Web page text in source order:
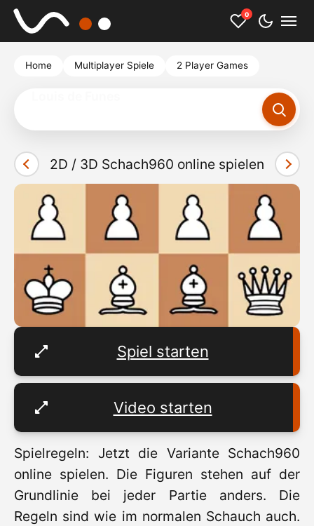
0
Home Multiplayer Spiele 2 Player Games
2D / 3D Schach960 online spielen
Spiel starten
Video starten
Spielregeln: Jetzt die Variante Schach960
online spielen. Die Figuren stehen auf der
Grundlinie bei jeder Partie anders. Die
Regeln sind wie im normalen Schauch auch.